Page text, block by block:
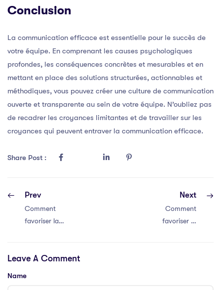
Conclusion
La communication efficace est essentielle pour le succès de
votre équipe. En comprenant les causes psychologiques
profondes, les conséquences concrètes et mesurables et en
mettant en place des solutions structurées, actionnables et
méthodiques, vous pouvez créer une culture de communication
ouverte et transparente au sein de votre équipe. N’oubliez pas
de recadrer les croyances limitantes et de travailler sur les
croyances qui peuvent entraver la communication efficace.
Share Post :
Prev
Comment
favoriser la
de votre équipe
Next
Comment
favoriser la
Leave A Comment
Name